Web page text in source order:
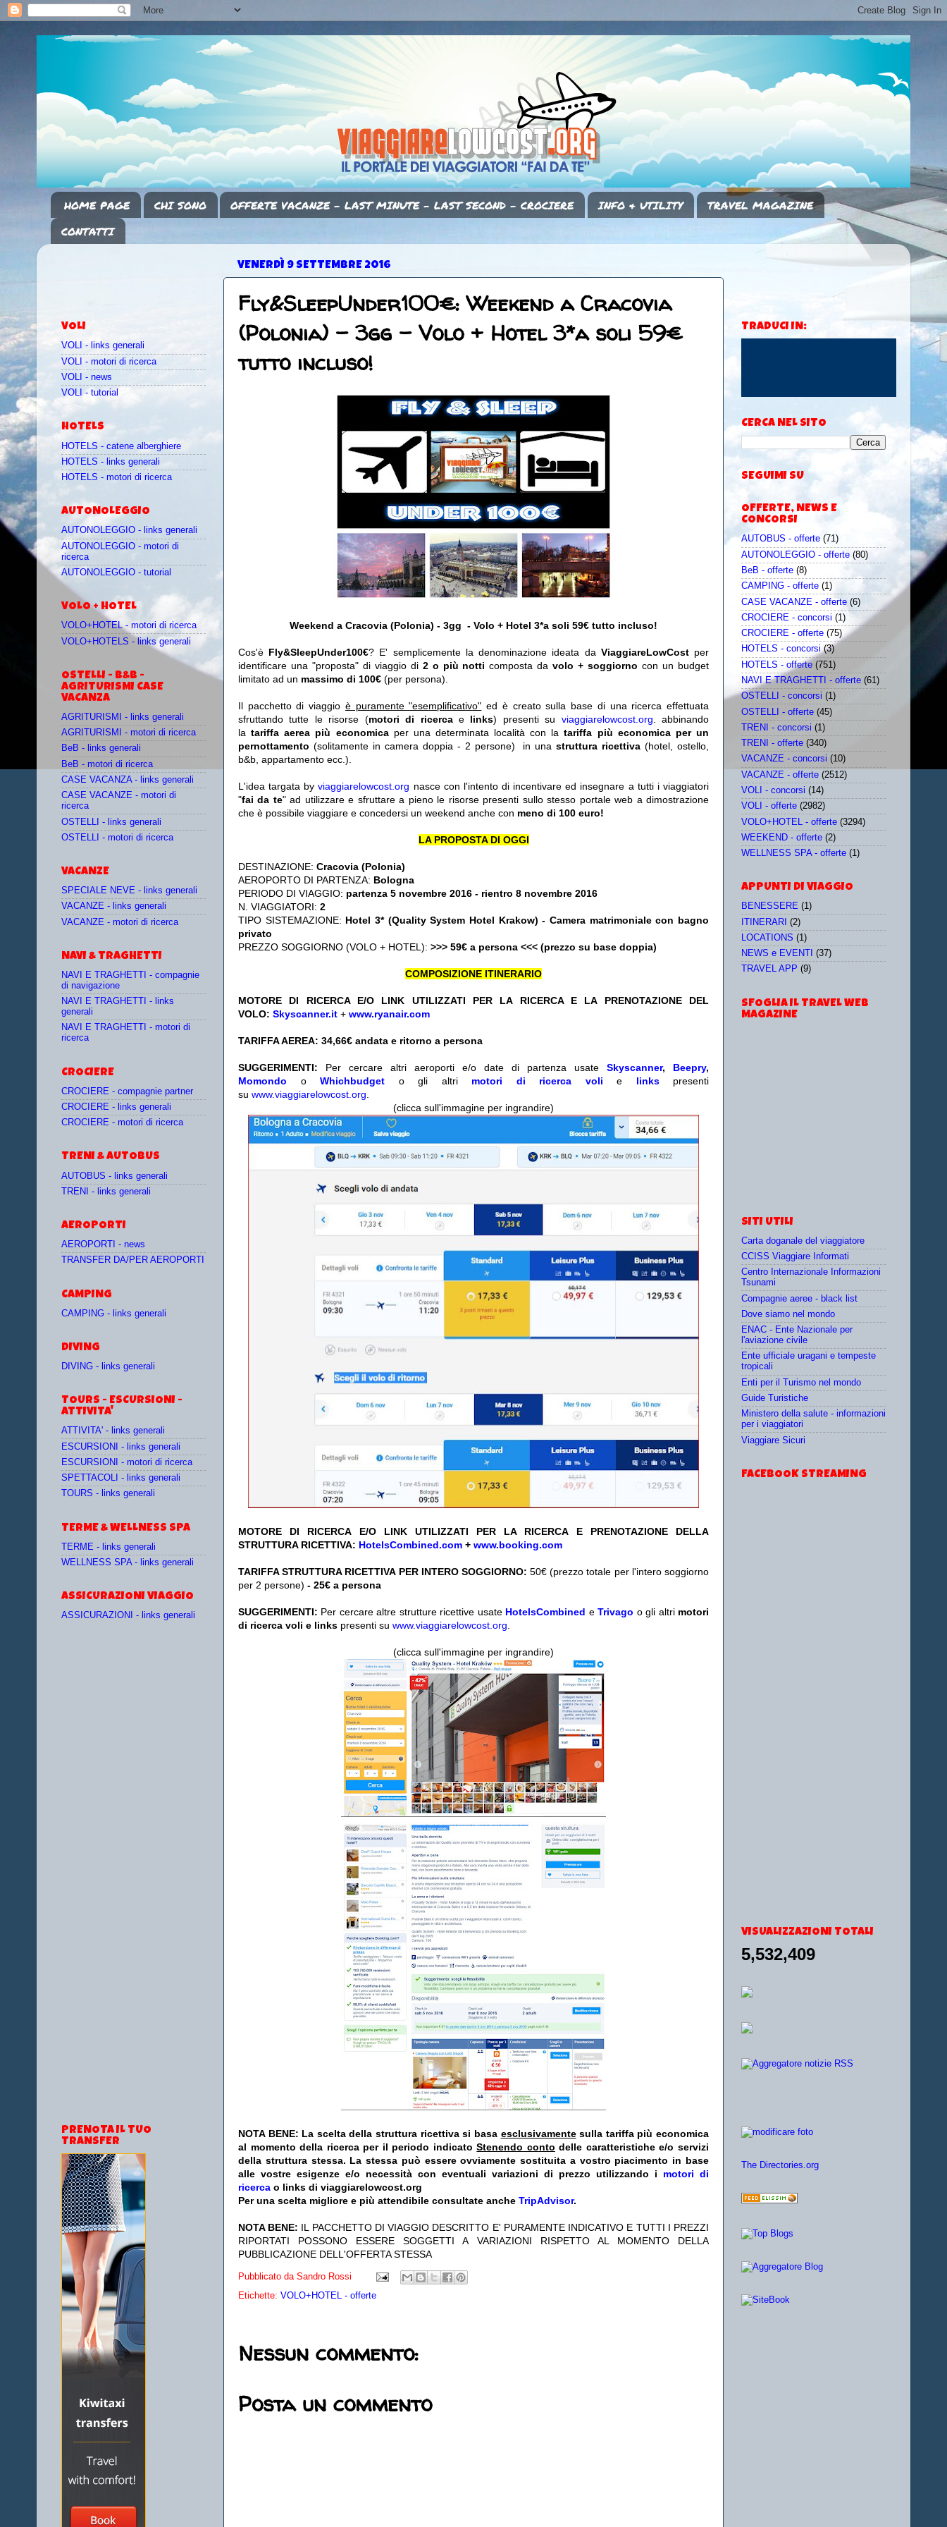
HOME PAGE CHI SONO OFFERTE VACANZE - LAST MINUTE - LAST SECOND - CROCIERE INFO & UTILITY
TRAVEL MAGAZINE
CONTATTI
VENERDÌ 9 SETTEMBRE 2016
Fly&SleepUnder100€: Weekend a Cracovia
(Polonia) - 3gg - Volo + Hotel 3*a soli 59€
tutto incluso!
Weekend a Cracovia (Polonia) - 3gg - Volo + Hotel 3*a soli 59€ tutto incluso!
Cos'è Fly&SleepUnder100€? E' semplicemente la denominazione ideata da ViaggiareLowCostper
identificare una "proposta" di viaggio di 2 o più notticomposta davolo + soggiorno con un budget
limitato ad un massimo di 100€ (per persona).
Il pacchetto di viaggio è puramente "esemplificativo" ed è creato sulla base di una ricerca effettuata
sfruttando tutte le risorse (motori di ricerca e links) presenti su viaggiarelowcost.org . abbinando
la tariffa aerea più economicaper una determinata località con latariffa più economica per un
pernottamento (solitamente in camera doppia - 2 persone) in unastruttura ricettiva (hotel, ostello,
b&b, appartamento ecc.).
L'idea targata byviaggiarelowcost.org nasce con l'intento di incentivare ed insegnare a tutti i viaggiatori
"fai da te" ad utilizzare e sfruttare a pieno le risorse presenti sullo stesso portale web a dimostrazione
che è possibile viaggiare e concedersi un weekend anche con meno di 100 euro!
LA PROPOSTA DI OGGI
DESTINAZIONE: Cracovia (Polonia)
AEROPORTO DI PARTENZA: Bologna
PERIODO DI VIAGGIO: partenza 5 novembre 2016 - rientro 8 novembre 2016
N. VIAGGIATORI: 2
TIPO SISTEMAZIONE: Hotel 3* (Quality System Hotel Krakow) - Camera matrimoniale con bagno
privato
PREZZO SOGGIORNO (VOLO + HOTEL): >>> 59€ a persona <<< (prezzo su base doppia)
COMPOSIZIONE ITINERARIO
MOTORE DI RICERCA E/O LINK UTILIZZATI PER LA RICERCA E LA PRENOTAZIONE DEL
VOLO: Skyscanner.it + www.ryanair.com
TARIFFA AEREA: 34,66€ andata e ritorno a persona
SUGGERIMENTI: Per cercare altri aeroporti e/o date di partenza usate Skyscanner, Beepry,
Momondo o Whichbudget o gli altri motori di ricerca voli e linkspresenti
su www.viaggiarelowcost.org
(clicca sull'immagine per ingrandire)
MOTORE DI RICERCA E/O LINK UTILIZZATI PER LA RICERCA E PRENOTAZIONE DELLA
STRUTTURA RICETTIVA: HotelsCombined.com + www.booking.com
TARIFFA STRUTTURA RICETTIVA PER INTERO SOGGIORNO: 50€ (prezzo totale per l'intero soggiorno
per 2 persone) - 25€ a persona
SUGGERIMENTI: Per cercare altre strutture ricettive usate HotelsCombined eTrivago o gli altri motori
di ricerca voli e links presenti su www.viaggiarelowcost.org
(clicca sull'immagine per ingrandire)
NOTA BENE: La scelta della struttura ricettiva si basa esclusivamentesulla tariffa più economica
al momento della ricerca per il periodo indicatoStenendo conto delle caratteristiche e/o servizi
della struttura stessa. La stessa può essere ovviamente sostituita a vostro piacimento in base
alle vostre esigenze e/o necessità con eventuali variazioni di prezzo utilizzando i motori di
ricerca o links di viaggiarelowcost.org
Per una scelta migliore e più attendibile consultate anche TripAdvisor.
NOTA BENE: IL PACCHETTO DI VIAGGIO DESCRITTO E' PURAMENTE INDICATIVO E TUTTI I PREZZI
RIPORTATI POSSONO ESSERE SOGGETTI A VARIAZIONI RISPETTO AL MOMENTO DELLA
PUBBLICAZIONE DELL'OFFERTA STESSA
Pubblicato da Sandro Rossi
Etichette: VOLO+HOTEL - offerte
Nessun commento:
Posta un commento
VOLI
VOLI - links generali
VOLI - motori di ricerca
VOLI - news
VOLI - tutorial
HOTELS
HOTELS - catene alberghiere
HOTELS - links generali
HOTELS - motori di ricerca
AUTONOLEGGIO
AUTONOLEGGIO - links generali
AUTONOLEGGIO - motori di
ricerca
AUTONOLEGGIO - tutorial
VOLO + HOTEL
VOLO+HOTEL - motori di ricerca
VOLO+HOTELS - links generali
OSTELLI - B&B -
AGRITURISMI CASE
VACANZA
AGRITURISMI - links generali
AGRITURISMI - motori di ricerca
BeB - links generali
BeB - motori di ricerca
CASE VACANZA - links generali
CASE VACANZE - motori di
ricerca
OSTELLI - links generali
OSTELLI - motori di ricerca
VACANZE
SPECIALE NEVE - links generali
VACANZE - links generali
VACANZE - motori di ricerca
NAVI & TRAGHETTI
NAVI E TRAGHETTI - compagnie
di navigazione
NAVI E TRAGHETTI - links
generali
NAVI E TRAGHETTI - motori di
ricerca
CROCIERE
CROCIERE - compagnie partner
CROCIERE - links generali
CROCIERE - motori di ricerca
TRENI & AUTOBUS
AUTOBUS - links generali
TRENI - links generali
AEROPORTI
AEROPORTI - news
TRANSFER DA/PER AEROPORTI
CAMPING
CAMPING - links generali
DIVING
DIVING - links generali
TOURS - ESCURSIONI -
ATTIVITA'
ATTIVITA' - links generali
ESCURSIONI - links generali
ESCURSIONI - motori di ricerca
SPETTACOLI - links generali
TOURS - links generali
TERME & WELLNESS SPA
TERME - links generali
WELLNESS SPA - links generali
ASSICURAZIONI VIAGGIO
ASSICURAZIONI - links generali
PRENOTA IL TUO
TRANSFER
TRADUCI IN:
CERCA NEL SITO
SEGUIMI SU
OFFERTE, NEWS E
CONCORSI
AUTOBUS - offerte (71)
AUTONOLEGGIO - offerte (80)
BeB - offerte (8)
CAMPING - offerte (1)
CASE VACANZE - offerte (6)
CROCIERE - concorsi (1)
CROCIERE - offerte (75)
HOTELS - concorsi (3)
HOTELS - offerte (751)
NAVI E TRAGHETTI - offerte (61)
OSTELLI - concorsi (1)
OSTELLI - offerte (45)
TRENI - concorsi (1)
TRENI - offerte (340)
VACANZE - concorsi (10)
VACANZE - offerte (2512)
VOLI - concorsi (14)
VOLI - offerte (2982)
VOLO+HOTEL - offerte (3294)
WEEKEND - offerte (2)
WELLNESS SPA - offerte (1)
APPUNTI DI VIAGGIO
BENESSERE (1)
ITINERARI (2)
LOCATIONS (1)
NEWS e EVENTI
(37)
TRAVEL APP (9)
SFOGLIA IL TRAVEL WEB
MAGAZINE
SITI UTILI
Carta doganale del viaggiatore
CCISS Viaggiare Informati
Centro Internazionale Informazioni
Tsunami
Compagnie aeree - black list
Dove siamo nel mondo
ENAC - Ente Nazionale per
l'aviazione civile
Ente ufficiale uragani e tempeste
tropicali
Enti per il Turismo nel mondo
Guide Turistiche
Ministero della salute - informazioni
per i viaggiatori
Viaggiare Sicuri
FACEBOOK STREAMING
VISUALIZZAZIONI TOTALI
5,532,409
The Directories.org